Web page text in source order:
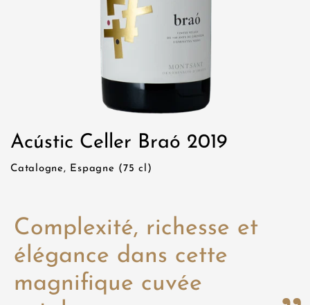
Acústic Celler Braó 2019
Catalogne, Espagne (75 cl)
Complexité, richesse et
élégance dans cette
magnifique cuvée